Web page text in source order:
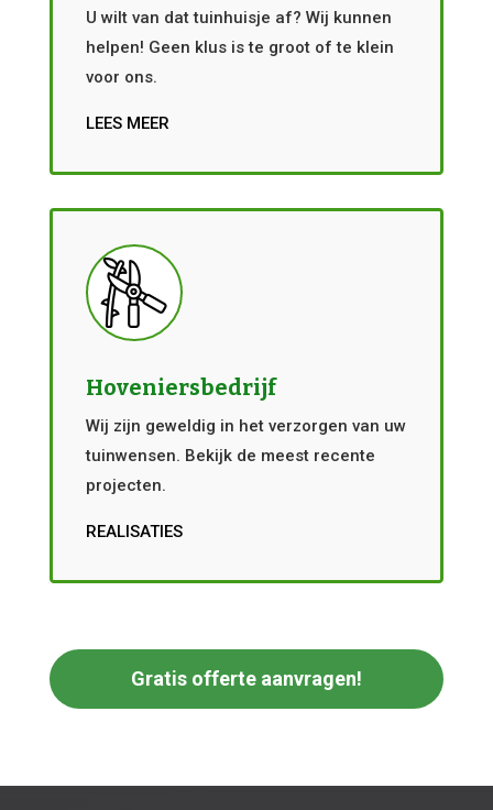
U wilt van dat tuinhuisje af? Wij kunnen
helpen! Geen klus is te groot of te klein
voor ons.
LEES MEER
Hoveniersbedrijf
Wij zijn geweldig in het verzorgen van uw
tuinwensen. Bekijk de meest recente
projecten.
REALISATIES
Gratis offerte aanvragen!